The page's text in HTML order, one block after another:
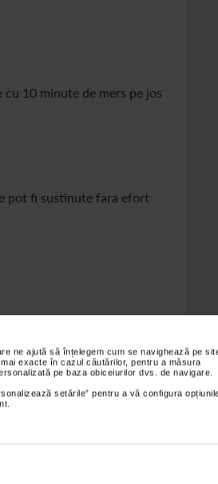
ne ajută să înțelegem cum se navighează pe
exacte în cazul căutărilor, pentru a măsura
pe baza obiceiurilor dvs. de navigare.
setările” pentru a vă configura
10 minute de mers pe jos
pot fi sustinute fara efort